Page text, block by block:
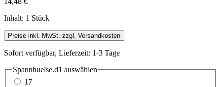
Inhalt: 1 Stück
Preise inkl. MwSt. zzgl. Versandkosten
Sofort verfügbar, Lieferzeit: 1-3 Tage
Spannhuelse.d1 auswählen
17